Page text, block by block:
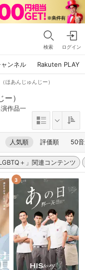
検索 ログイン
ャンネル Rakuten PLAY
ほあんじゅんじー）
）
作品一
人気順 評価順 50
＋」関連コンテンツ
3